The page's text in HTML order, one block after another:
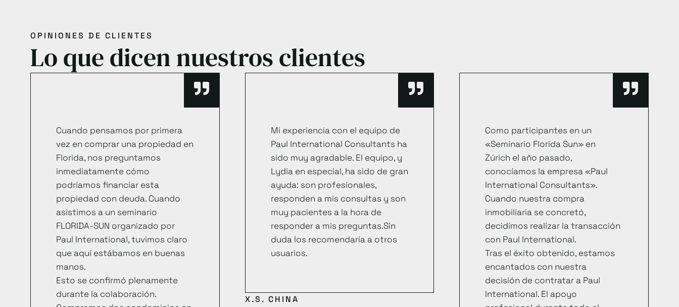
OPINIONES DE CLIENTES
Lo que dicen nuestros clientes
Cuando pensamos por primera
vez en comprar una propiedad en
Florida, nos preguntamos
inmediatamente cómo
podríamos financiar esta
propiedad con deuda. Cuando
asistimos a un seminario
FLORIDA-SUN organizado por
Paul International, tuvimos claro
que aquí estábamos en buenas
manos.
Esto se confirmó plenamente
durante la colaboración.
Mi experiencia con el equipo de
Paul International Consultants ha
sido muy agradable. El equipo, y
Lydia en especial, ha sido de gran
ayuda: son profesionales,
responden a mis consultas y son
muy pacientes a la hora de
responder a mis preguntas.Sin
duda los recomendaría a otros
usuarios.
X.S. CHINA
Como participantes en un
«Seminario Florida Sun» en
Zúrich el año pasado,
conocíamos la empresa «Paul
International Consultants».
Cuando nuestra compra
inmobiliaria se concretó,
decidimos realizar la transacción
con Paul International.
Tras el éxito obtenido, estamos
encantados con nuestra
decisión de contratar a Paul
International. El apoyo